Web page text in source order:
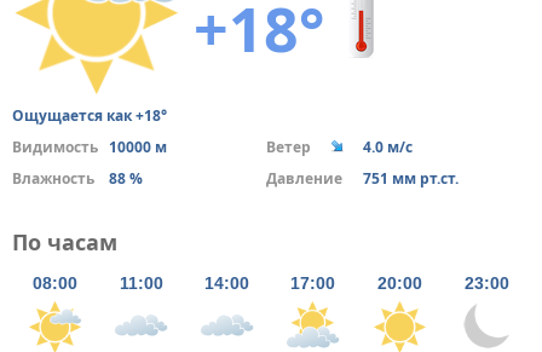
+18°
Ощущается как +18°
Видимость 10000 м Ветер
4.0 м/с
Влажность
88 % Давление 751 мм рт.ст.
По часам
08:00 11:00 14:00 17:00 20:00 23:00